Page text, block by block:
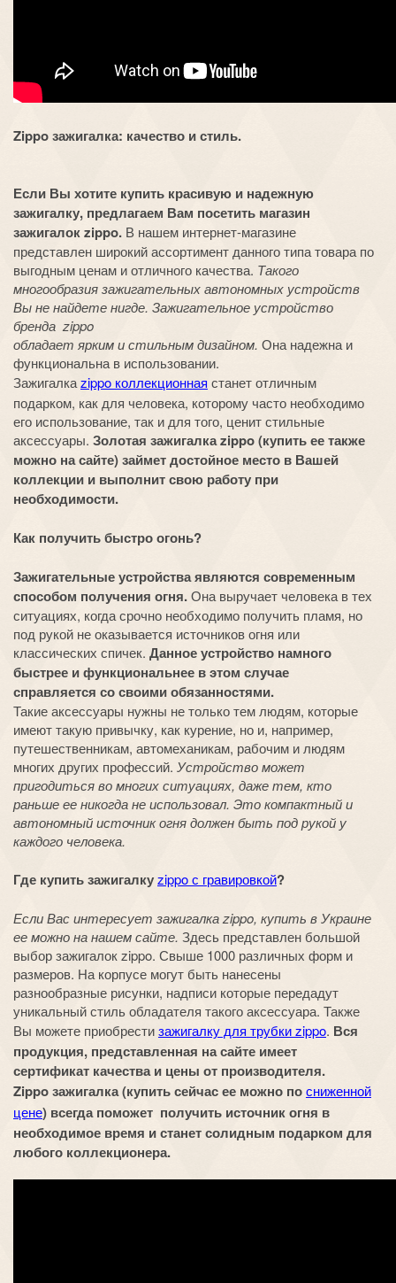
Zippo зажигалка: качество и стиль.
Если Вы хотите купить красивую и надежную
зажигалку, предлагаем Вам посетить магазин
зажигалок zippo. В нашем интернет-магазине
представлен широкий ассортимент данного типа товара по
выгодным ценам и отличного качества. Такого
многообразия зажигательных автономных устройств
Вы не найдете нигде. Зажигательное устройство
бренда zippo
обладает ярким и стильным дизайном. Она надежна и
функциональна в использовании.
Зажигалкаzippo коллекционная станет отличным
подарком, как для человека, которому часто необходимо
его использование, так и для того, ценит стильные
аксессуары. Золотая зажигалка zippo (купить ее также
можно на сайте) займет достойное место в Вашей
коллекции и выполнит свою работу при
необходимости.
Как получить быстро огонь?
Зажигательные устройства являются современным
способом получения огня.Она выручает человека в тех
ситуациях, когда срочно необходимо получить пламя, но
под рукой не оказывается источников огня или
классических спичек. Данное устройство намного
быстрее и функциональнее в этом случае
справляется со своими обязанностями.
Такие аксессуары нужны не только тем людям, которые
имеют такую привычку, как курение, но и, например,
путешественникам, автомеханикам, рабочим и людям
многих других профессий. Устройство может
пригодиться во многих ситуациях, даже тем, кто
раньше ее никогда не использовал. Это компактный и
автономный источник огня должен быть под рукой у
каждого человека.
Где купить зажигалкуzippo с гравировкой?
Если Вас интересует зажигалка zippo, купить в Украине
ее можно на нашем сайте. Здесь представлен большой
выбор зажигалок zippo. Свыше 1000 различных форм и
размеров. На корпусе могут быть нанесены
разнообразные рисунки, надписи которые передадут
уникальный стиль обладателя такого аксессуара. Также
Вы можете приобрестизажигалку для трубки zippo. Вся
продукция, представленная на сайте имеет
сертификат качества и цены от производителя.
Zippo зажигалка (купить сейчас ее можно посниженной
цене) всегда поможет получить источник огня в
необходимое время и станет солидным подарком для
любого коллекционера.